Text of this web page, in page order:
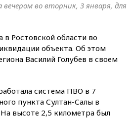
во вторник, 3 января, для
Ростовской области во
объекта. Об этом
Василий Голубев в своем
система ПВО в 7
пункта Султан-Салы в
высоте 2,5 километра был